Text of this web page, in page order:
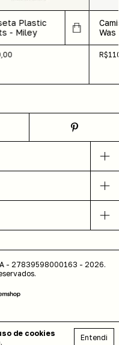
de cookies
Entendi
Plastic
- Miley
- 27839598000163 - 2026.